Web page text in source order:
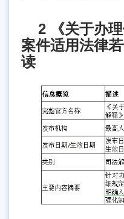
2 《关于办
案件适用法律
读